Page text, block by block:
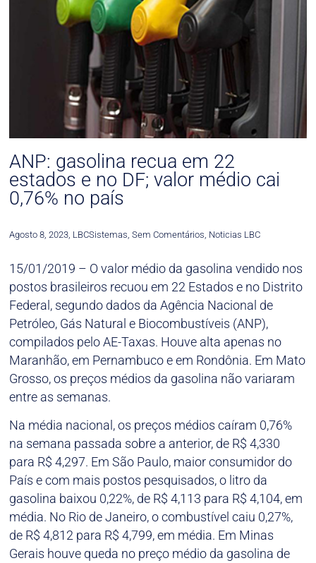
ANP: gasolina recua em 22
estados e no DF; valor médio cai
0,76% no país
Agosto 8, 2023, LBCSistemas, Sem Comentários, Noticias LBC
15/01/2019 – O valor médio da gasolina vendido nos
postos brasileiros recuou em 22 Estados e no Distrito
Federal, segundo dados da Agência Nacional de
Petróleo, Gás Natural e Biocombustíveis (ANP),
compilados pelo AE-Taxas. Houve alta apenas no
Maranhão, em Pernambuco e em Rondônia. Em Mato
Grosso, os preços médios da gasolina não variaram
entre as semanas.
Na média nacional, os preços médios caíram 0,76%
na semana passada sobre a anterior, de R$ 4,330
para R$ 4,297. Em São Paulo, maior consumidor do
País e com mais postos pesquisados, o litro da
gasolina baixou 0,22%, de R$ 4,113 para R$ 4,104, em
média. No Rio de Janeiro, o combustível caiu 0,27%,
de R$ 4,812 para R$ 4,799, em média. Em Minas
Gerais houve queda no preço médio da gasolina de